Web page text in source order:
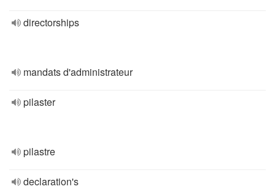
directorships
mandats d'administrateur
pilaster
pilastre
declaration's